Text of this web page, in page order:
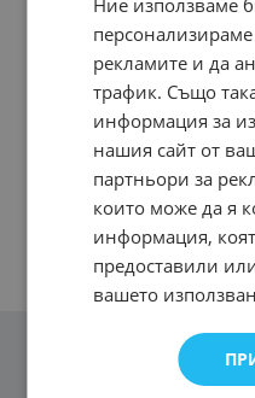
Ние използваме
рекламите и да
трафик. Също
информация за
нашия сайт от
партньори за
които може да я
информация,
предоставили
вашето